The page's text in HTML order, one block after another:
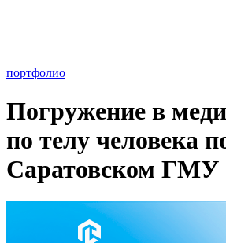
портфолио
Погружение в
по телу человека
Саратовском ГМУ